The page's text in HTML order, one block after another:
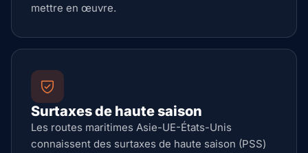
mettre en œuvre.
Surtaxes de haute saison
Les routes maritimes Asie-UE-États-Unis
connaissent des surtaxes de haute saison (PSS)